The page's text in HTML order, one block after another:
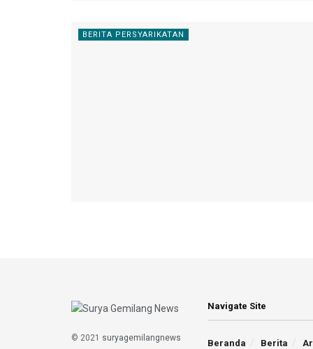
BERITA PERSYARIKATAN
© 2021 suryagemilangnews
Navigate Site
Beranda Berita